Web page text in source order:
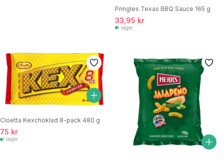
Pringles Texas BBQ Sauce 165 g
33,95 kr
I lager
Cloetta Kexchoklad 8-pack 480 g
75 kr
I lager